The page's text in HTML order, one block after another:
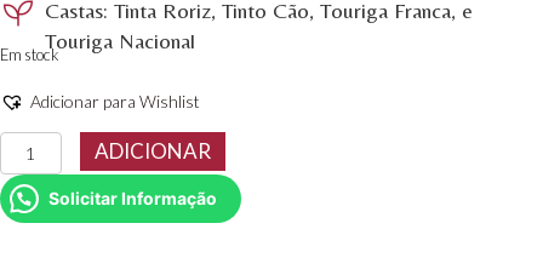
Castas: Tinta Roriz, Tinto Cão, Touriga Franca, e
Touriga Nacional
Em stock
Adicionar para Wishlist
Quantidade
de
Quinta
nova
ADICIONAR
Solicitar Informação